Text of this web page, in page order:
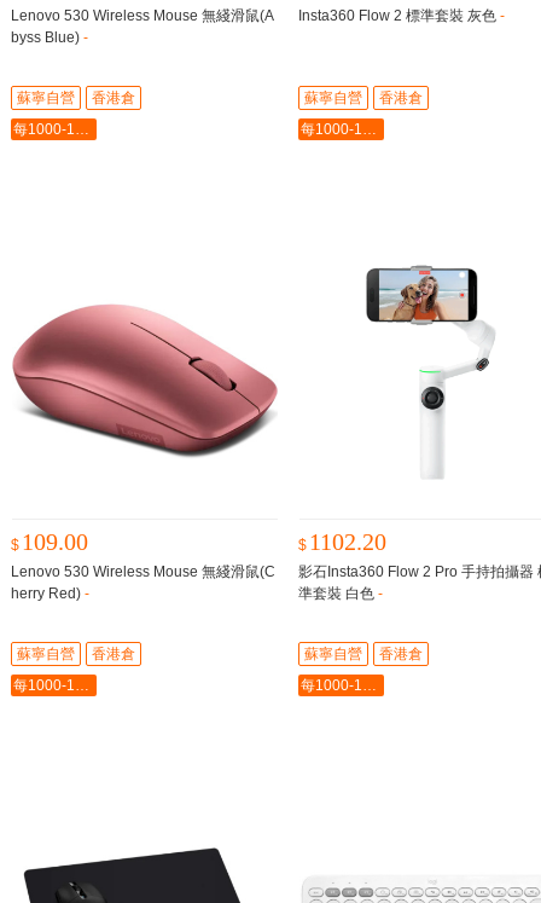
Lenovo 530 Wireless Mouse 無綫滑鼠(A
byss Blue) -
蘇寧自營
香港倉
每1000-100最多-5000
Insta360 Flow 2 標準套裝 灰色 -
蘇寧自營
香港倉
每1000-100最多-5000
$ 109.00
Lenovo 530 Wireless Mouse 無綫滑鼠(C
herry Red) -
蘇寧自營
香港倉
每1000-100最多-5000
$ 1102.20
影石Insta360 Flow 2 Pro 手持拍攝器
準套裝 白色 -
蘇寧自營
香港倉
每1000-100最多-5000